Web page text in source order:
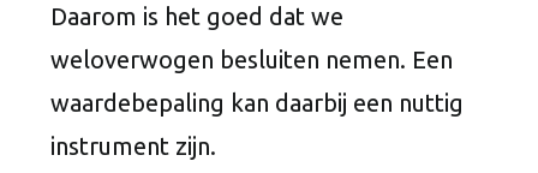
Daarom is het goed dat we
weloverwogen besluiten nemen. Een
waardebepaling kan daarbij een nuttig
instrument zijn.